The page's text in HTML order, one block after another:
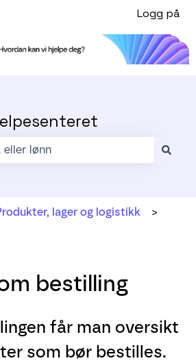
undermeny for oversettelserLogg på
lager og logistikk
bestilling
får man oversikt
som bør bestilles.